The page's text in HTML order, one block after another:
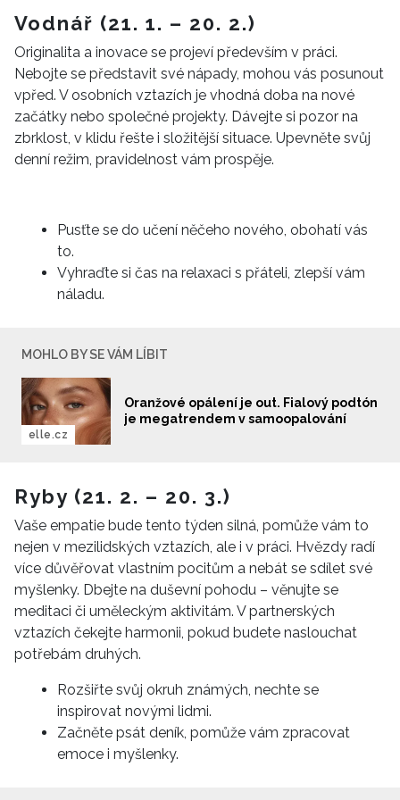
NEWSLETTER
Vodnář (21. 1. – 20. 2.)
Originalita a inovace se projeví především v práci.
Nebojte se představit své nápady, mohou vás posunout
vpřed. V osobních vztazích je vhodná doba na nové
začátky nebo společné projekty. Dávejte si pozor na
zbrklost, v klidu řešte i složitější situace. Upevněte svůj
denní režim, pravidelnost vám prospěje.
Pusťte se do učení něčeho nového, obohatí vás
to.
Vyhraďte si čas na relaxaci s přáteli, zlepší vám
náladu.
MOHLO BY SE VÁM LÍBIT
Oranžové opálení je out. Fialový podtón
je megatrendem v samoopalování
elle.cz
Ryby (21. 2. – 20. 3.)
Vaše empatie bude tento týden silná, pomůže vám to
nejen v mezilidských vztazích, ale i v práci. Hvězdy radí
více důvěřovat vlastním pocitům a nebát se sdílet své
myšlenky. Dbejte na duševní pohodu – věnujte se
meditaci či uměleckým aktivitám. V partnerských
vztazích čekejte harmonii, pokud budete naslouchat
potřebám druhých.
Rozšiřte svůj okruh známých, nechte se
inspirovat novými lidmi.
Začněte psát deník, pomůže vám zpracovat
emoce i myšlenky.